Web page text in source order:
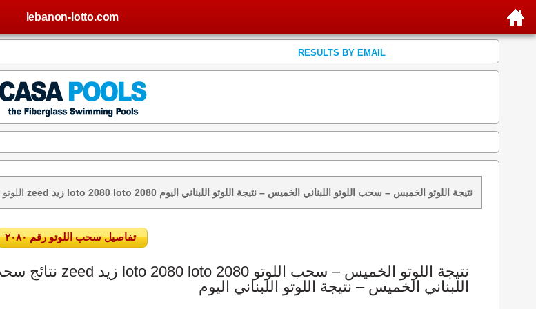
lebanon-lotto.com
RESULTS BY EMAIL
اللوتو نتائج سحب اللوتو 2080 الخميس 2023-02-02 – سحب zeed زيد loto 2080 loto 2080 نتيجة اللوتو الخميس – سحب اللوتو اللبناني الخميس – نتيجة اللوتو اللبناني اليوم
تفاصيل سحب اللوتو رقم ٢٠٨٠
اللبناني الخميس – نتيجة اللوتو اللبناني اليوم